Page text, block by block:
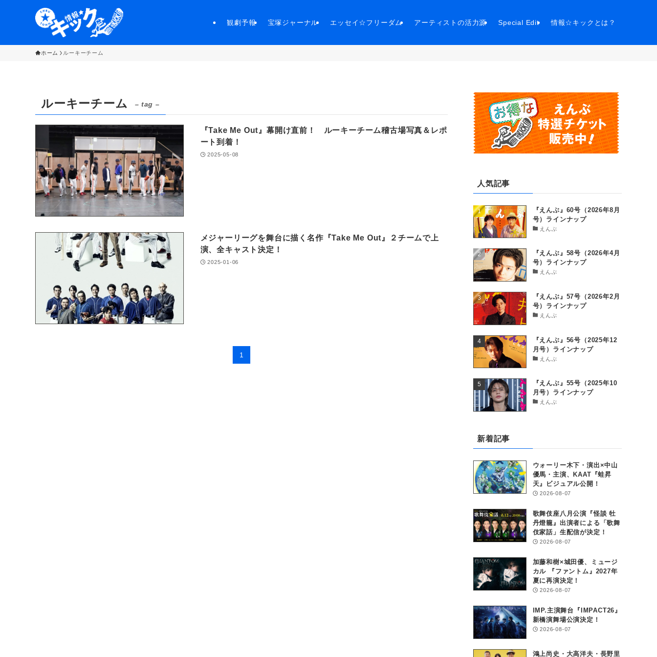
観劇予報 宝塚ジャーナル エッセイ☆フリーダム アーティストの活力源 Special Edit 情報☆キックとは？
ホーム ルーキーチーム
ルーキーチーム – tag –
『Take Me Out』幕開け直前！ ルーキーチーム稽古場写真＆レポ
ート到着！
2025-05-08
メジャーリーグを舞台に描く名作『Take Me Out』２チームで上
演、全キャスト決定！
2025-01-06
1
人気記事
『えんぶ』60号（2026年8月
号）ラインナップ
えんぶ
『えんぶ』58号（2026年4月
号）ラインナップ
えんぶ
『えんぶ』57号（2026年2月
号）ラインナップ
えんぶ
『えんぶ』56号（2025年12
月号）ラインナップ
えんぶ
『えんぶ』55号（2025年10
月号）ラインナップ
えんぶ
新着記事
ウォーリー木下・演出×中山
優馬・主演、KAAT『蛙昇
天』ビジュアル公開！
2026-08-07
歌舞伎座八月公演『怪談 牡
丹燈籠』出演者による「歌舞
伎家話」生配信が決定！
2026-08-07
加藤和樹×城田優、ミュージ
カル 『ファントム』2027年
夏に再演決定！
2026-08-07
IMP.主演舞台『IMPACT26』
新橋演舞場公演決定！
2026-08-07
鴻上尚史・大高洋夫・長野里